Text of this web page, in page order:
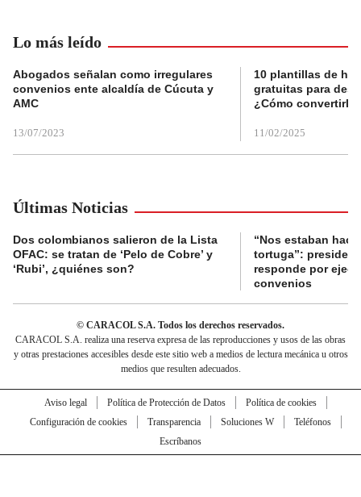
Lo más leído
Abogados señalan como irregulares
convenios ente alcaldía de Cúcuta y
AMC
13/07/2023
10 plantillas de
gratuitas para
¿Cómo convertirla
11/02/2025
Últimas Noticias
Dos colombianos salieron de la Lista
OFAC: se tratan de ‘Pelo de Cobre’ y
‘Rubi’, ¿quiénes son?
“Nos estaban
tortuga”:
responde por
convenios
© CARACOL S.A. Todos los derechos reservados.
CARACOL S.A. realiza una reserva expresa de las reproducciones y usos de las obras
y otras prestaciones accesibles desde este sitio web a medios de lectura mecánica u otros
medios que resulten adecuados.
Aviso legal Política de Protección de Datos
Política de cookies
Configuración de cookies
Transparencia Soluciones W
Teléfonos
Escríbanos